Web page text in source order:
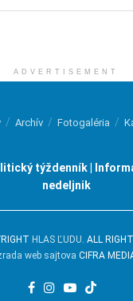
ADVERTISEMENT
Archív Fotogaléria
týždenník |
nedeljnik
HLAS ĽUDU . ALL
web sajtova CIFRA